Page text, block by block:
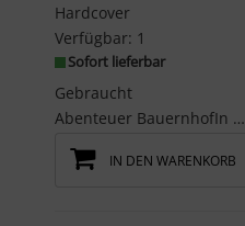
Hardcover
Verfügbar: 1
Sofort lieferbar
Gebraucht
Abenteuer BauernhofIn diesem Buch warten fünf Bauernhoftiere darauf, von dir aufgebaut zu werden....
IN DEN WARENKORB